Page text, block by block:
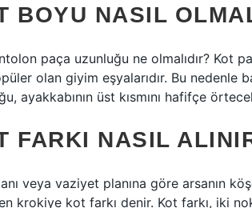
BOYU NASIL
paça uzunluğu ne olmalıdır? Kot
olan giyim eşyalarıdır. Bu nedenle
ayakkabının üst kısmını hafifçe
FARKI NASIL
veya vaziyet planına göre arsanın
krokiye kot farkı denir. Kot farkı, iki